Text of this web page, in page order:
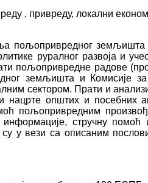
, привреду, локални
пољопривредног
руралног развоја и
пољопривредне радове
земљишта и Комисије
сектором. Прати и
општих и посебних
пољопривредним
стручну
у вези са описаним